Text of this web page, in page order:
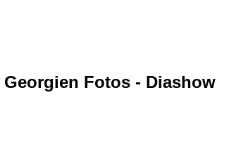
Georgien Fotos - Diashow